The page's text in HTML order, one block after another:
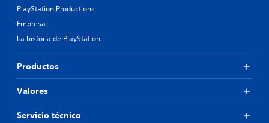
PlayStation Productions
Empresa
La historia de PlayStation
Productos
Valores
Servicio técnico